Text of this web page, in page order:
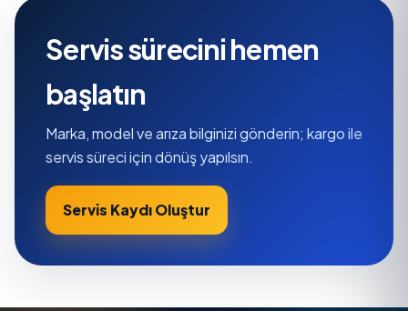
Servis sürecini hemen
başlatın
Marka, model ve arıza bilginizi gönderin; kargo ile
servis süreci için dönüş yapılsın.
Servis Kaydı Oluştur